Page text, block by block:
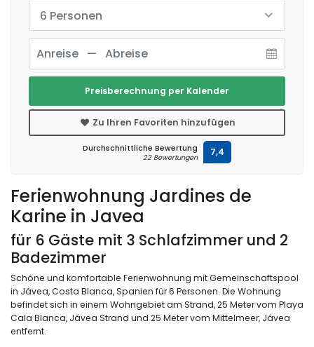
Ferienwohnung Jardines de
Karine in Javea
für 6 Gäste mit 3 Schlafzimmer und 2
Badezimmer
Schöne und komfortable Ferienwohnung mit Gemeinschaftspool
in Jávea, Costa Blanca, Spanien für 6 Personen. Die Wohnung
befindet sich in einem Wohngebiet am Strand, 25 Meter vom Playa
Cala Blanca, Jávea Strand und 25 Meter vom Mittelmeer, Jávea
entfernt.
6 Personen
Preisberechnung per Kalender
Zu Ihren Favoriten hinzufügen
Durchschnittliche Bewertung
22 Bewertungen 7,4